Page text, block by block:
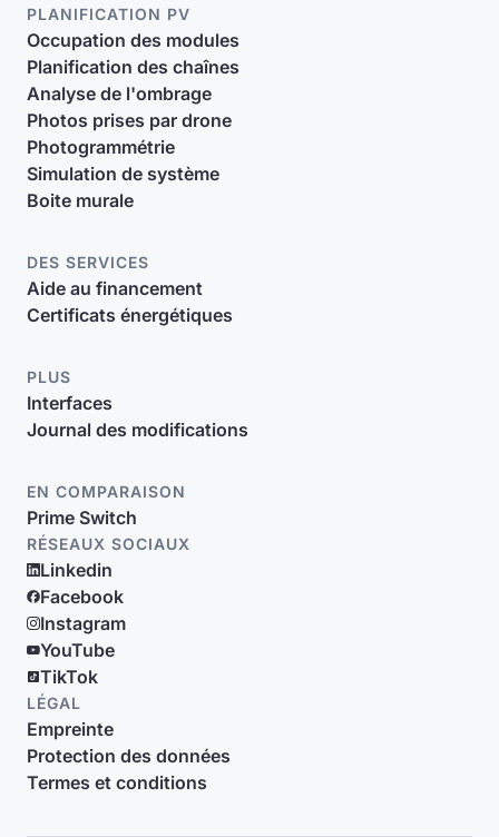
PLANIFICATION PV
Occupation des modules
Planification des chaînes
Analyse de l'ombrage
Photos prises par drone
Photogrammétrie
Simulation de système
Boite murale
DES SERVICES
Aide au financement
Certificats énergétiques
PLUS
Interfaces
Journal des modifications
EN COMPARAISON
Prime Switch
RÉSEAUX SOCIAUX
Linkedin
Facebook
Instagram
YouTube
TikTok
LÉGAL
Empreinte
Protection des données
Termes et conditions